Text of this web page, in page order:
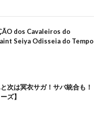
dos Cavaleiros do
Seiya Odisseia do Tempo
次は冥衣サガ！サバ統合も！
ズ】